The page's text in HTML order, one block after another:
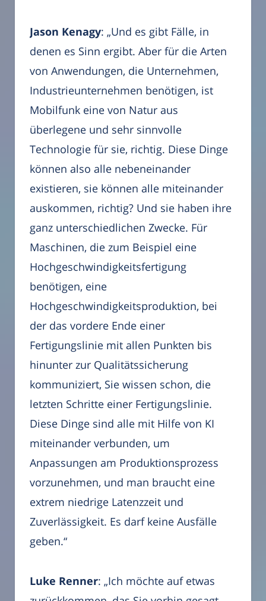
Jason Kenagy: „Und es gibt Fälle, in
denen es Sinn ergibt. Aber für die Arten
von Anwendungen, die Unternehmen,
Industrieunternehmen benötigen, ist
Mobilfunk eine von Natur aus
überlegene und sehr sinnvolle
Technologie für sie, richtig. Diese Dinge
können also alle nebeneinander
existieren, sie können alle miteinander
auskommen, richtig? Und sie haben ihre
ganz unterschiedlichen Zwecke. Für
Maschinen, die zum Beispiel eine
Hochgeschwindigkeitsfertigung
benötigen, eine
Hochgeschwindigkeitsproduktion, bei
der das vordere Ende einer
Fertigungslinie mit allen Punkten bis
hinunter zur Qualitätssicherung
kommuniziert, Sie wissen schon, die
letzten Schritte einer Fertigungslinie.
Diese Dinge sind alle mit Hilfe von KI
miteinander verbunden, um
Anpassungen am Produktionsprozess
vorzunehmen, und man braucht eine
extrem niedrige Latenzzeit und
Zuverlässigkeit. Es darf keine Ausfälle
geben.“
Luke Renner: „Ich möchte auf etwas